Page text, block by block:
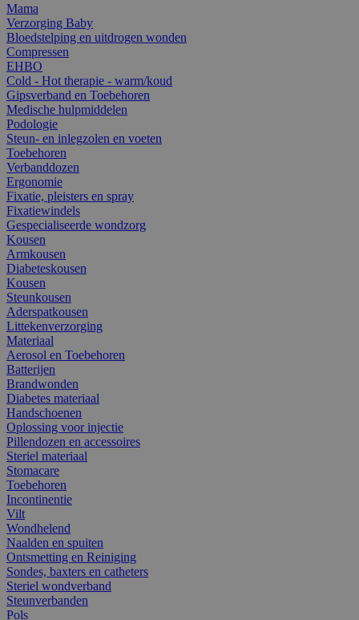
Mama
Verzorging Baby
Bloedstelping en uitdrogen wonden
Compressen
EHBO
Cold - Hot therapie - warm/koud
Gipsverband en Toebehoren
Medische hulpmiddelen
Podologie
Steun- en inlegzolen en voeten
Toebehoren
Verbanddozen
Ergonomie
Fixatie, pleisters en spray
Fixatiewindels
Gespecialiseerde wondzorg
Kousen
Armkousen
Diabeteskousen
Kousen
Steunkousen
Aderspatkousen
Littekenverzorging
Materiaal
Aerosol en Toebehoren
Batterijen
Brandwonden
Diabetes materiaal
Handschoenen
Oplossing voor injectie
Pillendozen en accessoires
Steriel materiaal
Stomacare
Toebehoren
Incontinentie
Vilt
Wondhelend
Naalden en spuiten
Ontsmetting en Reiniging
Sondes, baxters en catheters
Steriel wondverband
Steunverbanden
Pols